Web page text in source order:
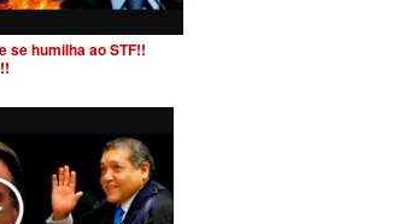
se humilha ao STF!!